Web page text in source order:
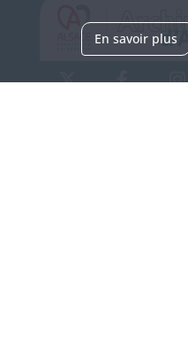
En savoir plus